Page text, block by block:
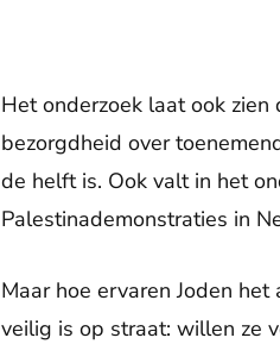
Het onderzoek laat ook
bezorgdheid over
de helft is. Ook valt in het
Palestinademonstraties in
Maar hoe ervaren Joden
veilig is op straat: willen ze